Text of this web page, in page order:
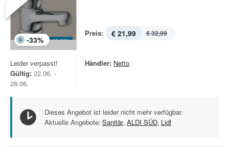
-33%
Preis: € 21,99 € 32,99
Leider verpasst!
Gültig: 22.06. -
28.06.
Händler: Netto
Dieses Angebot ist leider nicht mehr verfügbar.
Aktuelle Angebote: Sanitär, ALDI SÜD, Lidl